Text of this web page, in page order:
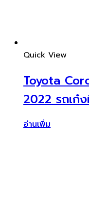
Quick View
Toyota
2022 รถเก๋
อ่านเพิ่ม